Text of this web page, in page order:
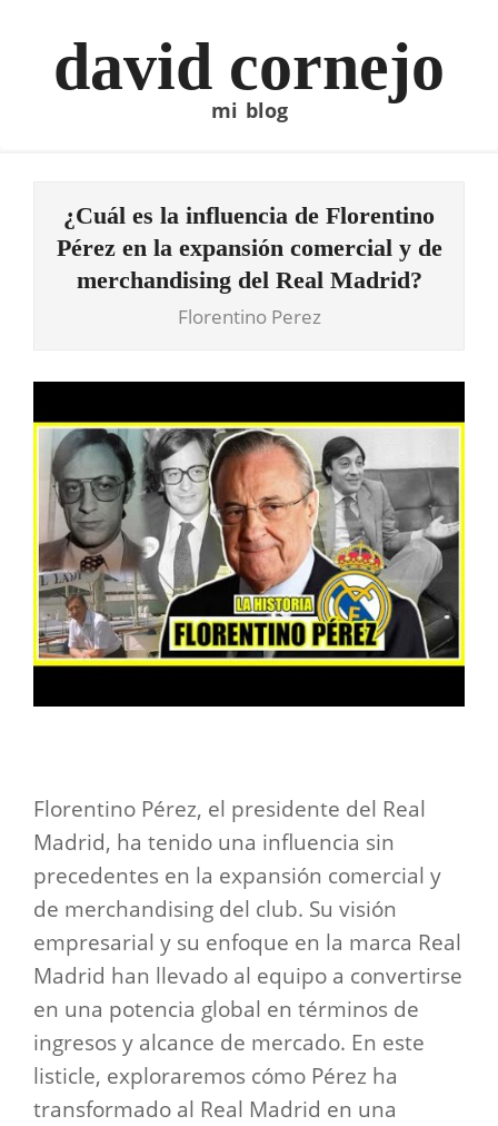
contentdavid cornejo
mi blog
¿Cuál es la influencia de Florentino
Pérez en la expansión comercial y de
merchandising del Real Madrid?
Florentino Perez
Florentino Pérez, el presidente del Real
Madrid, ha tenido una influencia sin
precedentes en la expansión comercial y
de merchandising del club. Su visión
empresarial y su enfoque en la marca Real
Madrid han llevado al equipo a convertirse
en una potencia global en términos de
ingresos y alcance de mercado. En este
listicle, exploraremos cómo Pérez ha
transformado al Real Madrid en una